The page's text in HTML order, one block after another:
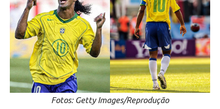
Fotos: Getty Images/Reprodução